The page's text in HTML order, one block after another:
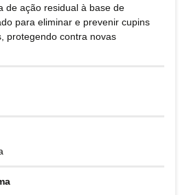
de ação residual à base de
para eliminar e prevenir cupins
protegendo contra novas